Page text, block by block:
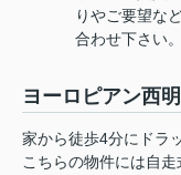
りやご要望な
合わせ下さい。
ヨーロピアン西
家から徒歩4分にドラ
こちらの物件には自